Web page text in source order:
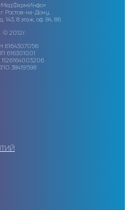
Ростов-на-Дону,
143, 8 этаж, оф. 84, 86.
© 2012г.
6164307056
616301001
38419598